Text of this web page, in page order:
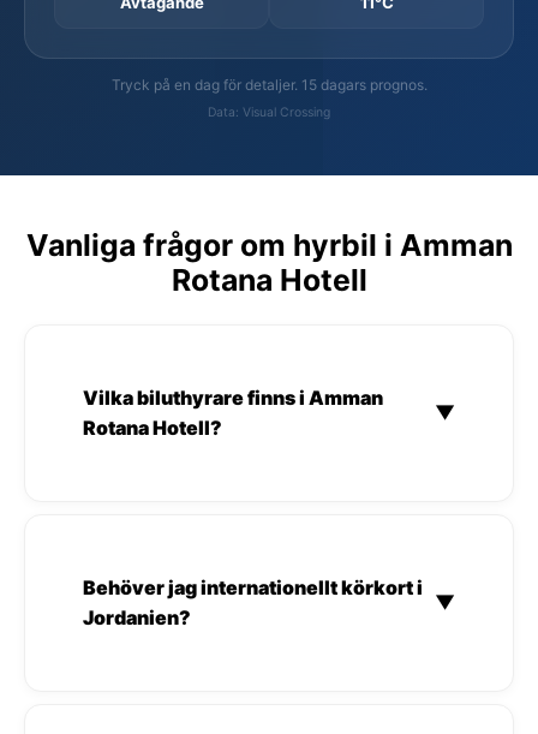
Tryck på en dag för detaljer. 15 dagars prognos.
Data: Visual Crossing
Vanliga frågor om hyrbil i Amman
Rotana Hotell
Vilka biluthyrare finns i Amman
Rotana Hotell?
▼
Behöver jag internationellt körkort i
Jordanien?
▼